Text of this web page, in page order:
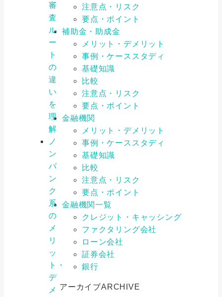
審
査
ル
ー
ト
の
違
い
を
理
解
ノ
ン
バ
ン
ク
系
の
メ
リ
ッ
ト・
デ
メ
注意点・リスク
要点・ポイント
補助金・助成金
メリット・デメリット
事例・ケーススタディ
基礎知識
比較
注意点・リスク
要点・ポイント
金融機関
メリット・デメリット
事例・ケーススタディ
基礎知識
比較
注意点・リスク
要点・ポイント
金融機関一覧
クレジット・キャッシング
ファクタリング会社
ローン会社
証券会社
銀行
アーカイブARCHIVE